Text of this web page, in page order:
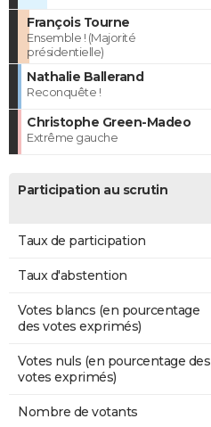
François Tourne
Ensemble ! (Majorité
présidentielle)
Nathalie Ballerand
Reconquête !
Christophe Green-Madeo
Extrême gauche
Participation au scrutin
Taux de participation
Taux d'abstention
Votes blancs (en pourcentage
des votes exprimés)
Votes nuls (en pourcentage des
votes exprimés)
Nombre de votants